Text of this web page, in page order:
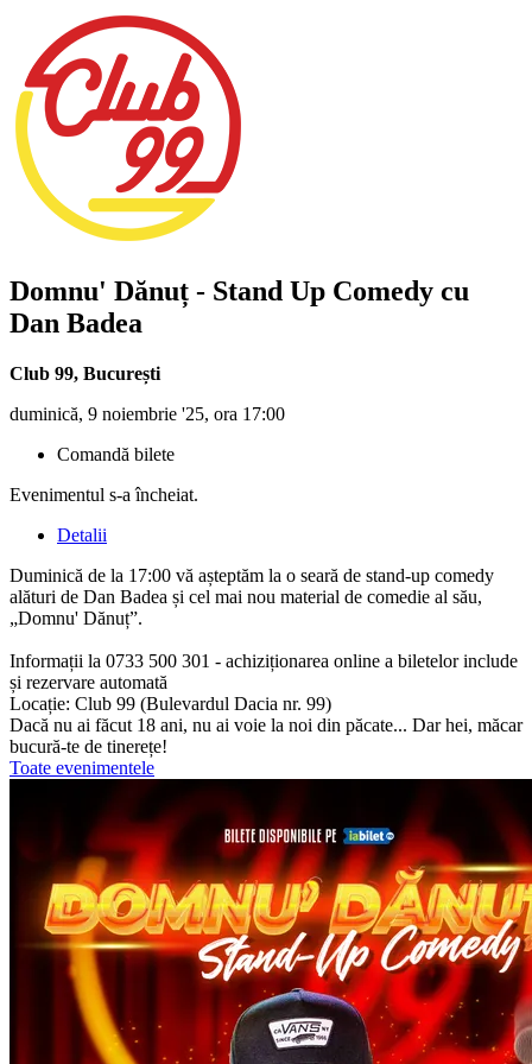
Domnu' Dănuț - Stand Up Comedy cu
Dan Badea
Club 99, București
duminică, 9 noiembrie '25, ora 17:00
Comandă bilete
Evenimentul s-a încheiat.
Detalii
Duminică de la 17:00 vă așteptăm la o seară de stand-up comedy
alături de Dan Badea și cel mai nou material de comedie al său,
„Domnu' Dănuț”.
Informații la 0733 500 301 - achiziționarea online a biletelor include
și rezervare automată
Locație: Club 99 (Bulevardul Dacia nr. 99)
Dacă nu ai făcut 18 ani, nu ai voie la noi din păcate... Dar hei, măcar
bucură-te de tinerețe!
Toate evenimentele